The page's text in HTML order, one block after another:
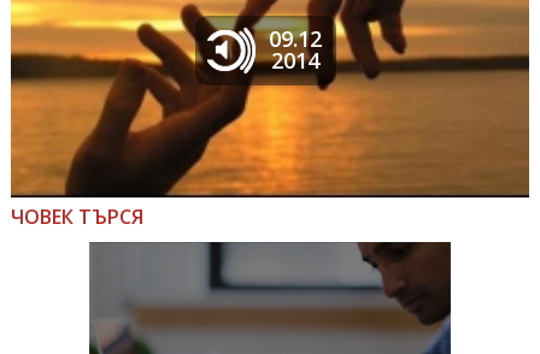
09.12
2014
ЧОВЕК ТЪРСЯ